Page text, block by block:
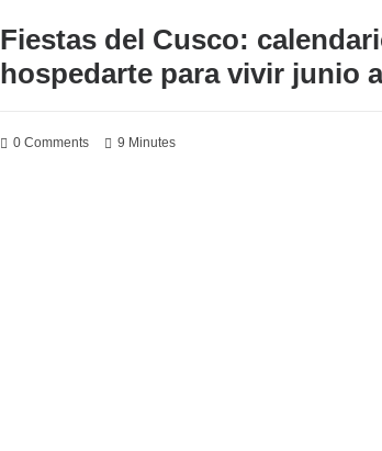
Fiestas del Cusco:
hospedarte para vivir junio
0 Comments 9 Minutes